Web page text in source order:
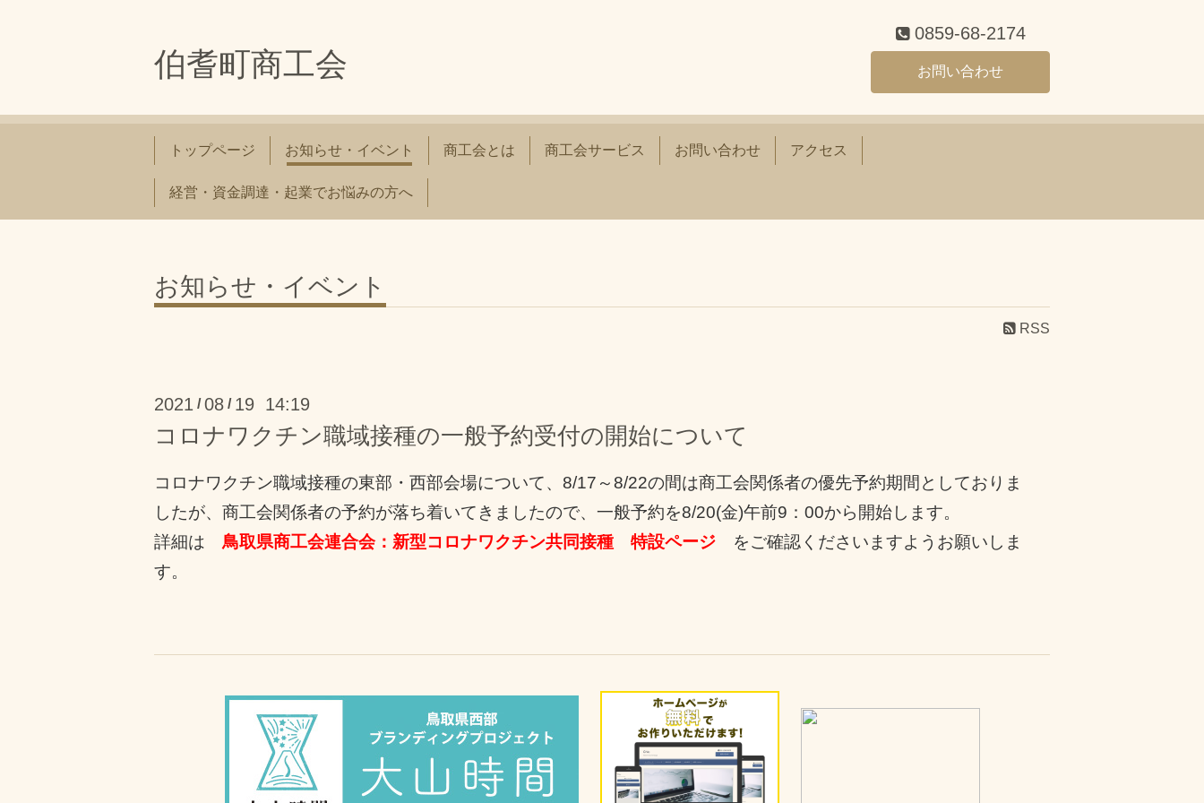
伯耆町商工会
0859-68-2174
お問い合わせ
トップページ お知らせ・イベント 商工会とは 商工会サービス お問い合わせ アクセス
経営・資金調達・起業でお悩みの方へ
お知らせ・イベント
RSS
2021 /08 / 19 14:19
コロナワクチン職域接種の一般予約受付の開始について
コロナワクチン職域接種の東部・西部会場について、8/17～8/22の間は商工会関係者の優先予約期間としておりま
したが、商工会関係者の予約が落ち着いてきましたので、一般予約を8/20(金)午前9：00から開始します。
詳細は 鳥取県商工会連合会：新型コロナワクチン共同接種 特設ページ をご確認くださいますようお願いしま
す。